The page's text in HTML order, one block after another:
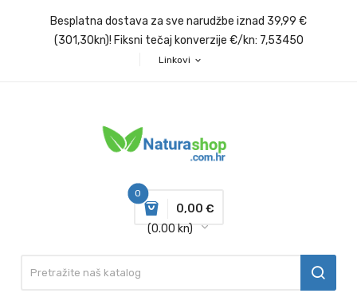
Besplatna dostava za sve narudžbe iznad 39,99 €
(301,30kn)! Fiksni tečaj konverzije €/kn: 7,53450
Linkovi expand_more
0
0,00 €
(0.00 kn)